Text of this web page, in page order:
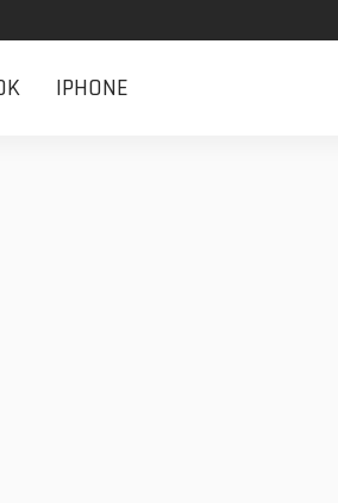
IPHONE